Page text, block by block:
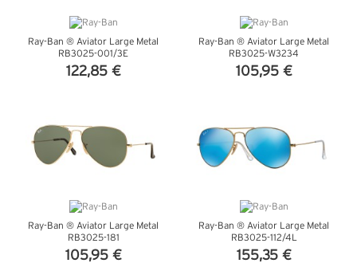
Ray-Ban ® Aviator Large Metal
RB3025-001/3E
122,85 €
Ray-Ban ® Aviator Large Metal
RB3025-W3234
105,95 €
Ray-Ban ® Aviator Large Metal
RB3025-181
105,95 €
Ray-Ban ® Aviator Large Metal
RB3025-112/4L
155,35 €